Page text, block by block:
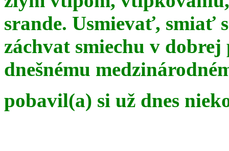
srande. Usmievať, smiať
záchvat smiechu v
dnešnému
pobavil(a) si už dnes